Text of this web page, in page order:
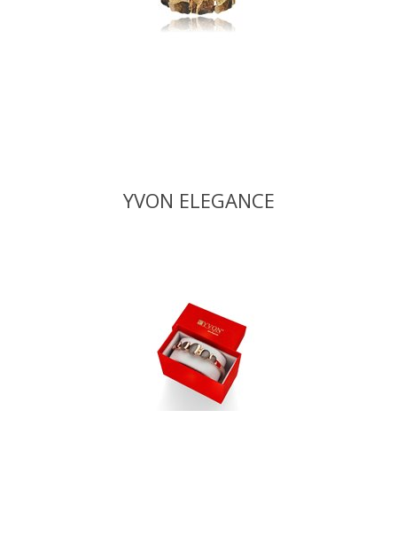
YVON ELEGANCE